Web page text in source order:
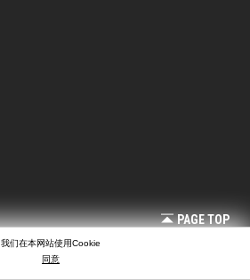
PAGE TOP
我们在本网站使用Cookie
同意